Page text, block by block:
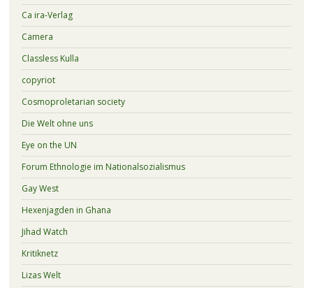
Ca ira-Verlag
Camera
Classless Kulla
copyriot
Cosmoproletarian society
Die Welt ohne uns
Eye on the UN
Forum Ethnologie im Nationalsozialismus
Gay West
Hexenjagden in Ghana
Jihad Watch
Kritiknetz
Lizas Welt